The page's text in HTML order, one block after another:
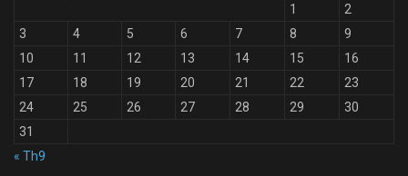
1
2
3
4 5 6 7 8
9
10
11 12 13 14 15
16
17
18 19 20 21 22
23
24
25 26 27 28 29
30
31
« Th9